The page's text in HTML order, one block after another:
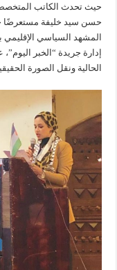
حيث تحدث الكاتب المتخصص
حسن سيد خليفة مستعرضًا
المشهد السياسي
إدارة جريدة “الخبر
الحالية ونقل الصورة